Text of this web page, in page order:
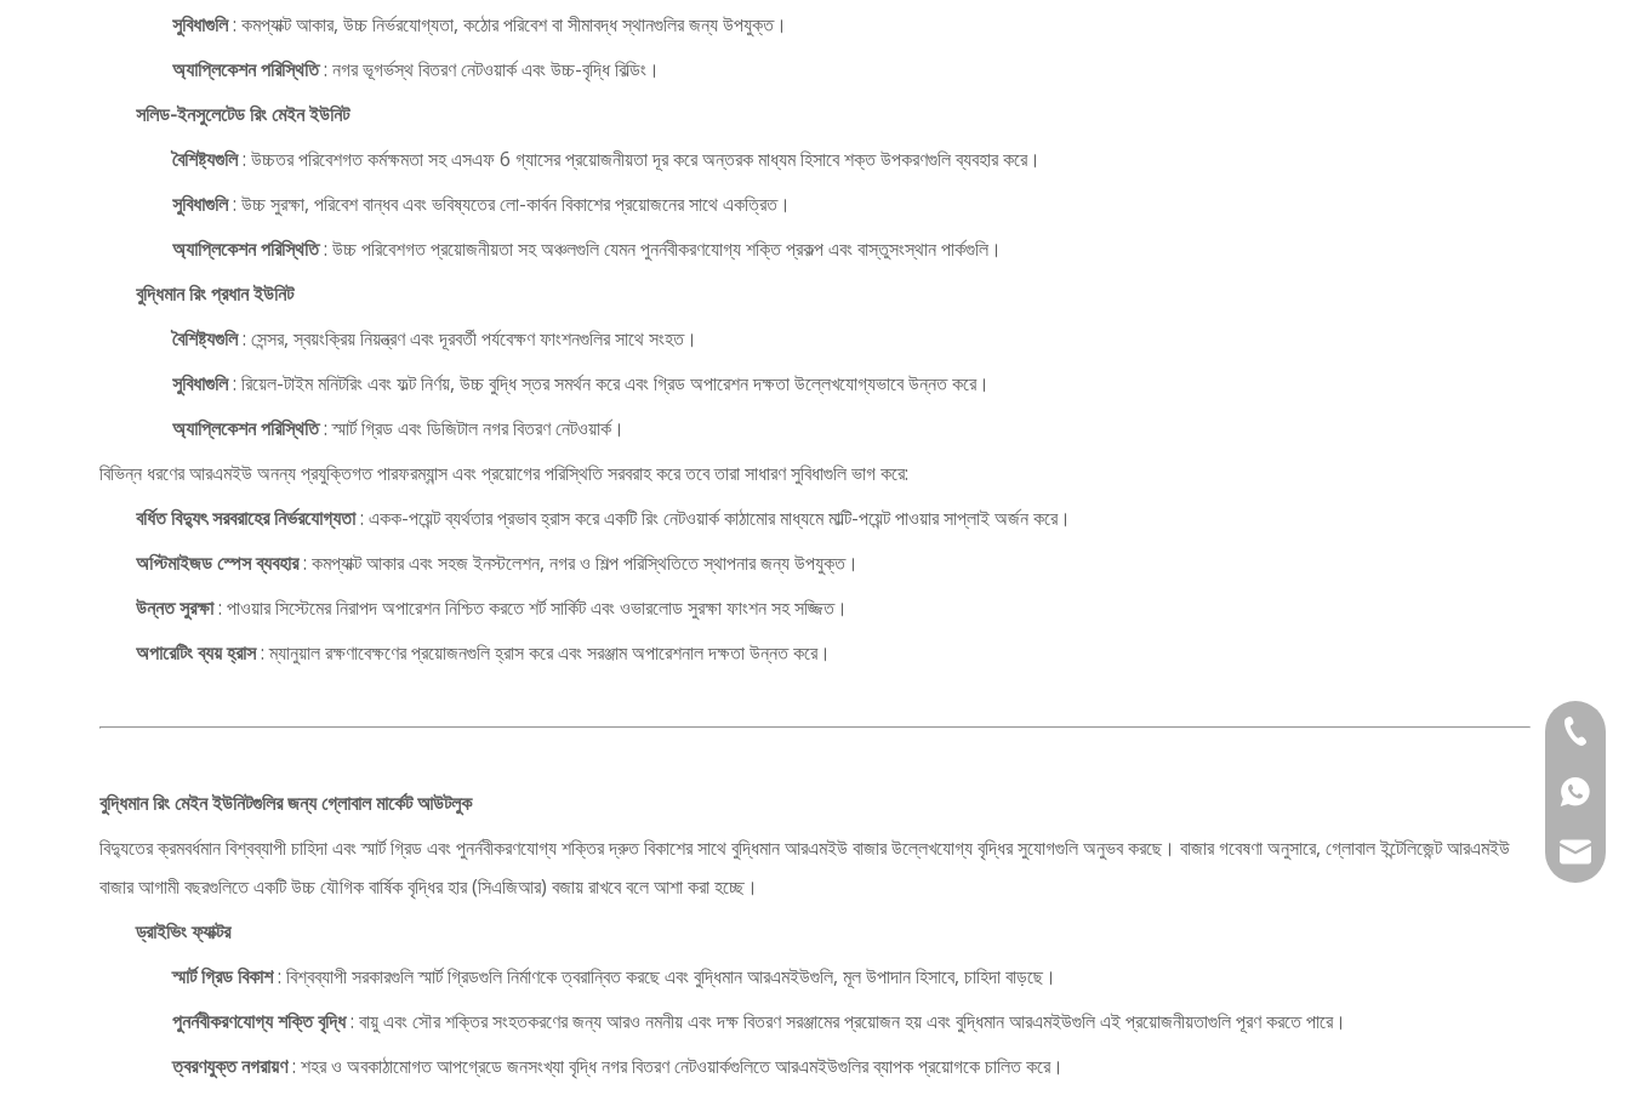
সুবিধাগুলি: কমপ্যাক্ট আকার, উচ্চ নির্ভরযোগ্যতা, কঠোর পরিবেশ বা সীমাবদ্ধ স্থানগুলির জন্য উপযুক্ত।
অ্যাপ্লিকেশন পরিস্থিতি: নগর ভূগর্ভস্থ বিতরণ নেটওয়ার্ক এবং উচ্চ-বৃদ্ধি বিল্ডিং।
সলিড-ইনসুলেটেড রিং মেইন ইউনিট
বৈশিষ্ট্যগুলি: উচ্চতর পরিবেশগত কর্মক্ষমতা সহ এসএফ 6 গ্যাসের প্রয়োজনীয়তা দূর করে অন্তরক মাধ্যম হিসাবে শক্ত উপকরণগুলি ব্যবহার করে।
সুবিধাগুলি: উচ্চ সুরক্ষা, পরিবেশ বান্ধব এবং ভবিষ্যতের লো-কার্বন বিকাশের প্রয়োজনের সাথে একত্রিত।
অ্যাপ্লিকেশন পরিস্থিতি: উচ্চ পরিবেশগত প্রয়োজনীয়তা সহ অঞ্চলগুলি যেমন পুনর্নবীকরণযোগ্য শক্তি প্রকল্প এবং বাস্তুসংস্থান পার্কগুলি।
বুদ্ধিমান রিং প্রধান ইউনিট
বৈশিষ্ট্যগুলি: সেন্সর, স্বয়ংক্রিয় নিয়ন্ত্রণ এবং দূরবর্তী পর্যবেক্ষণ ফাংশনগুলির সাথে সংহত।
সুবিধাগুলি: রিয়েল-টাইম মনিটরিং এবং ফল্ট নির্ণয়, উচ্চ বুদ্ধি স্তর সমর্থন করে এবং গ্রিড অপারেশন দক্ষতা উল্লেখযোগ্যভাবে উন্নত করে।
অ্যাপ্লিকেশন পরিস্থিতি: স্মার্ট গ্রিড এবং ডিজিটাল নগর বিতরণ নেটওয়ার্ক।
বিভিন্ন ধরণের আরএমইউ অনন্য প্রযুক্তিগত পারফরম্যান্স এবং প্রয়োগের পরিস্থিতি সরবরাহ করে তবে তারা সাধারণ সুবিধাগুলি ভাগ করে:
বর্ধিত বিদ্যুৎ সরবরাহের নির্ভরযোগ্যতা: একক-পয়েন্ট ব্যর্থতার প্রভাব হ্রাস করে একটি রিং নেটওয়ার্ক কাঠামোর মাধ্যমে মাল্টি-পয়েন্ট পাওয়ার সাপ্লাই অর্জন করে।
অপ্টিমাইজড স্পেস ব্যবহার: কমপ্যাক্ট আকার এবং সহজ ইনস্টলেশন, নগর ও শিল্প পরিস্থিতিতে স্থাপনার জন্য উপযুক্ত।
উন্নত সুরক্ষা: পাওয়ার সিস্টেমের নিরাপদ অপারেশন নিশ্চিত করতে শর্ট সার্কিট এবং ওভারলোড সুরক্ষা ফাংশন সহ সজ্জিত।
অপারেটিং ব্যয় হ্রাস: ম্যানুয়াল রক্ষণাবেক্ষণের প্রয়োজনগুলি হ্রাস করে এবং সরঞ্জাম অপারেশনাল দক্ষতা উন্নত করে।
বুদ্ধিমান রিং মেইন ইউনিটগুলির জন্য গ্লোবাল মার্কেট আউটলুক
বিদ্যুতের ক্রমবর্ধমান বিশ্বব্যাপী চাহিদা এবং স্মার্ট গ্রিড এবং পুনর্নবীকরণযোগ্য শক্তির দ্রুত বিকাশের সাথে বুদ্ধিমান আরএমইউ বাজার উল্লেখযোগ্য বৃদ্ধির সুযোগগুলি অনুভব করছে। বাজার গবেষণা অনুসারে, গ্লোবাল ইন্টেলিজেন্ট আরএমইউ
বাজার আগামী বছরগুলিতে একটি উচ্চ যৌগিক বার্ষিক বৃদ্ধির হার (সিএজিআর) বজায় রাখবে বলে আশা করা হচ্ছে।
ড্রাইভিং ফ্যাক্টর
স্মার্ট গ্রিড বিকাশ: বিশ্বব্যাপী সরকারগুলি স্মার্ট গ্রিডগুলি নির্মাণকে ত্বরান্বিত করছে এবং বুদ্ধিমান আরএমইউগুলি, মূল উপাদান হিসাবে, চাহিদা বাড়ছে।
পুনর্নবীকরণযোগ্য শক্তি বৃদ্ধি: বায়ু এবং সৌর শক্তির সংহতকরণের জন্য আরও নমনীয় এবং দক্ষ বিতরণ সরঞ্জামের প্রয়োজন হয় এবং বুদ্ধিমান আরএমইউগুলি এই প্রয়োজনীয়তাগুলি পূরণ করতে পারে।
ত্বরণযুক্ত নগরায়ণ: শহর ও অবকাঠামোগত আপগ্রেডে জনসংখ্যা বৃদ্ধি নগর বিতরণ নেটওয়ার্কগুলিতে আরএমইউগুলির ব্যাপক প্রয়োগকে চালিত করে।
+86
+86